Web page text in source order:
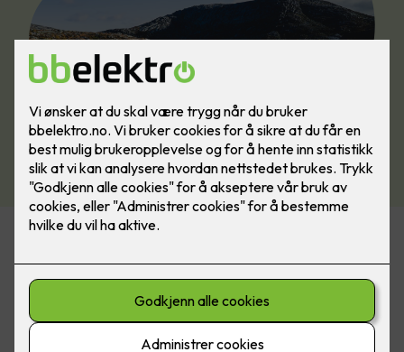
Enova